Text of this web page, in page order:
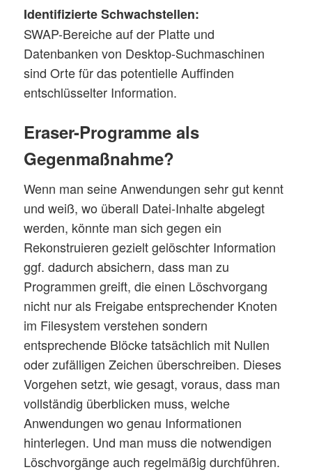
Identifizierte Schwachstellen:
SWAP-Bereiche auf der Platte und
Datenbanken von Desktop-Suchmaschinen
sind Orte für das potentielle Auffinden
entschlüsselter Information.
Eraser-Programme als
Gegenmaßnahme?
Wenn man seine Anwendungen sehr gut kennt
und weiß, wo überall Datei-Inhalte abgelegt
werden, könnte man sich gegen ein
Rekonstruieren gezielt gelöschter Information
ggf. dadurch absichern, dass man zu
Programmen greift, die einen Löschvorgang
nicht nur als Freigabe entsprechender Knoten
im Filesystem verstehen sondern
entsprechende Blöcke tatsächlich mit Nullen
oder zufälligen Zeichen überschreiben. Dieses
Vorgehen setzt, wie gesagt, voraus, dass man
vollständig überblicken muss, welche
Anwendungen wo genau Informationen
hinterlegen. Und man muss die notwendigen
Löschvorgänge auch regelmäßig durchführen.